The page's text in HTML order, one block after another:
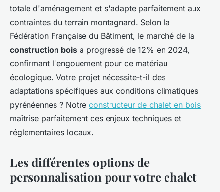
totale d'aménagement et s'adapte parfaitement aux
contraintes du terrain montagnard. Selon la
Fédération Française du Bâtiment, le marché de la
construction bois a progressé de 12% en 2024,
confirmant l'engouement pour ce matériau
écologique. Votre projet nécessite-t-il des
adaptations spécifiques aux conditions climatiques
pyrénéennes ? Notre constructeur de chalet en bois
maîtrise parfaitement ces enjeux techniques et
réglementaires locaux.
Les différentes options de
personnalisation pour votre chalet